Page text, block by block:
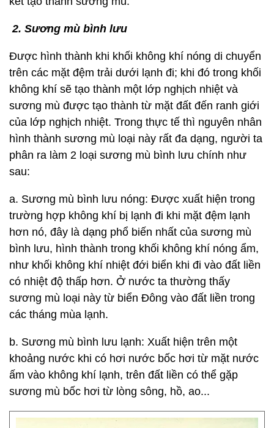
2. Sương mù bình lưu
Được hình thành khi khối không khí nóng di chuyển
trên các mặt đệm trải dưới lạnh đi; khi đó trong khối
không khí sẽ tạo thành một lớp nghịch nhiệt và
sương mù được tạo thành từ mặt đất đến ranh giới
của lớp nghịch nhiệt. Trong thực tế thì nguyên nhân
hình thành sương mù loại này rất đa dạng, người ta
phân ra làm 2 loại sương mù bình lưu chính như
sau:
a. Sương mù bình lưu nóng: Được xuất hiện trong
trường hợp không khí bị lạnh đi khi mặt đệm lạnh
hơn nó, đây là dạng phổ biến nhất của sương mù
bình lưu, hình thành trong khối không khí nóng ẩm,
như khối không khí nhiệt đới biển khi đi vào đất liền
có nhiệt độ thấp hơn. Ở nước ta thường thấy
sương mù loại này từ biển Đông vào đất liền trong
các tháng mùa lạnh.
b. Sương mù bình lưu lạnh: Xuất hiện trên một
khoảng nước khi có hơi nước bốc hơi từ mặt nước
ấm vào không khí lạnh, trên đất liền có thể gặp
sương mù bốc hơi từ lòng sông, hồ, ao...